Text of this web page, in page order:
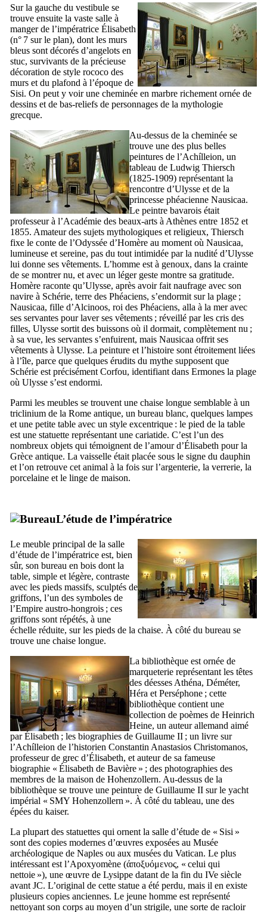
Sur la gauche du vestibule se
trouve ensuite la vaste salle à
manger de l’impératrice Élisabeth
(n° 7 sur le plan), dont les murs
bleus sont décorés d’angelots en
stuc, survivants de la précieuse
décoration de style rococo des
murs et du plafond à l’époque de
Sisi. On peut y voir une cheminée en marbre richement ornée de
dessins et de bas-reliefs de personnages de la mythologie
grecque.
Au-dessus de la cheminée se
trouve une des plus belles
peintures de l’Achílleion, un
tableau de Ludwig Thiersch
(1825-1909) représentant la
rencontre d’Ulysse et de la
princesse phéacienne Nausicaa.
Le peintre bavarois était
professeur à l’Académie des beaux-arts à Athènes entre 1852 et
1855. Amateur des sujets mythologiques et religieux, Thiersch
fixe le conte de l’Odyssée d’Homère au moment où Nausicaa,
lumineuse et sereine, pas du tout intimidée par la nudité d’Ulysse
lui donne ses vêtements. L’homme est à genoux, dans la crainte
de se montrer nu, et avec un léger geste montre sa gratitude.
Homère raconte qu’Ulysse, après avoir fait naufrage avec son
navire à Schérie, terre des Phéaciens, s’endormit sur la plage ;
Nausicaa, fille d’Alcinoos, roi des Phéaciens, alla à la mer avec
ses servantes pour laver ses vêtements ; réveillé par les cris des
filles, Ulysse sortit des buissons où il dormait, complètement nu ;
à sa vue, les servantes s’enfuirent, mais Nausicaa offrit ses
vêtements à Ulysse. La peinture et l’histoire sont étroitement liées
à l’île, parce que quelques érudits du mythe supposent que
Schérie est précisément Corfou, identifiant dans Ermones la plage
où Ulysse s’est endormi.
Parmi les meubles se trouvent une chaise longue semblable à un
triclinium de la Rome antique, un bureau blanc, quelques lampes
et une petite table avec un style excentrique : le pied de la table
est une statuette représentant une cariatide. C’est l’un des
nombreux objets qui témoignent de l’amour d’Élisabeth pour la
Grèce antique. La vaisselle était placée sous le signe du dauphin
et l’on retrouve cet animal à la fois sur l’argenterie, la verrerie, la
porcelaine et le linge de maison.
L’étude de l’impératrice
Le meuble principal de la salle
d’étude de l’impératrice est, bien
sûr, son bureau en bois dont la
table, simple et légère, contraste
avec les pieds massifs, sculptés de
griffons, l’un des symboles de
l’Empire austro-hongrois ; ces
griffons sont répétés, à une
échelle réduite, sur les pieds de la chaise. À côté du bureau se
trouve une chaise longue.
La bibliothèque est ornée de
marqueterie représentant les têtes
des déesses Athéna, Déméter,
Héra et Perséphone ; cette
bibliothèque contient une
collection de poèmes de Heinrich
Heine, un auteur allemand aimé
par Élisabeth ; les biographies de Guillaume II ; un livre sur
l’Achílleion de l’historien Constantin Anastasios Christomanos,
professeur de grec d’Élisabeth, et auteur de sa fameuse
biographie « Élisabeth de Bavière » ; des photographies des
membres de la maison de Hohenzollern. Au-dessus de la
bibliothèque se trouve une peinture de Guillaume II sur le yacht
impérial « SMY Hohenzollern ». À côté du tableau, une des
épées du kaiser.
La plupart des statuettes qui ornent la salle d’étude de « Sisi »
sont des copies modernes d’œuvres exposées au Musée
archéologique de Naples ou aux musées du Vatican. Le plus
intéressant est l’Apoxyomène (άποξυόμενος, « celui qui
nettoie »), une œuvre de Lysippe datant de la fin du IVe siècle
avant JC. L’original de cette statue a été perdu, mais il en existe
plusieurs copies anciennes. Le jeune homme est représenté
nettoyant son corps au moyen d’un strigile, une sorte de racloir